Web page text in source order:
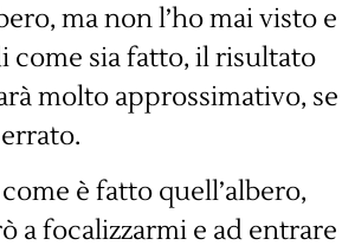
ma non l’ho mai visto e
come sia fatto, il risultato
molto approssimativo, se
è fatto quell’albero,
a focalizzarmi e ad entrare